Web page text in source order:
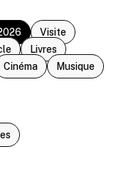
Visite
Livres
Cinéma
Musique